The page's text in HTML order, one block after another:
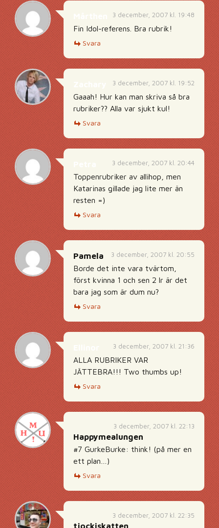
3 december, 2007 kl. 19:48
Fin Idol-referens. Bra rubrik!
Svara
3 december, 2007 kl. 19:52
Gaaah! Hur kan man skriva så bra
rubriker?? Alla var sjukt kul!
Svara
3 december, 2007 kl. 20:44
Toppenrubriker av allihop, men
Katarinas gillade jag lite mer än
resten =)
Svara
3 december, 2007 kl. 20:55
Pamela
Borde det inte vara tvärtom,
först kvinna 1 och sen 2 lr är det
bara jag som är dum nu?
Svara
3 december, 2007 kl. 21:36
ALLA RUBRIKER VAR
JÄTTEBRA!!! Two thumbs up!
Svara
3 december, 2007 kl. 22:13
Happymealungen
#7 GurkeBurke: think! (på mer en
ett plan…)
Svara
3 december, 2007 kl. 22:35
tjockiskatten